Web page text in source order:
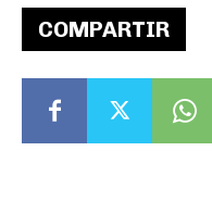
COMPARTIR